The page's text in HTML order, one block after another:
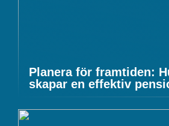
Planera för framtiden:
skapar en effektiv